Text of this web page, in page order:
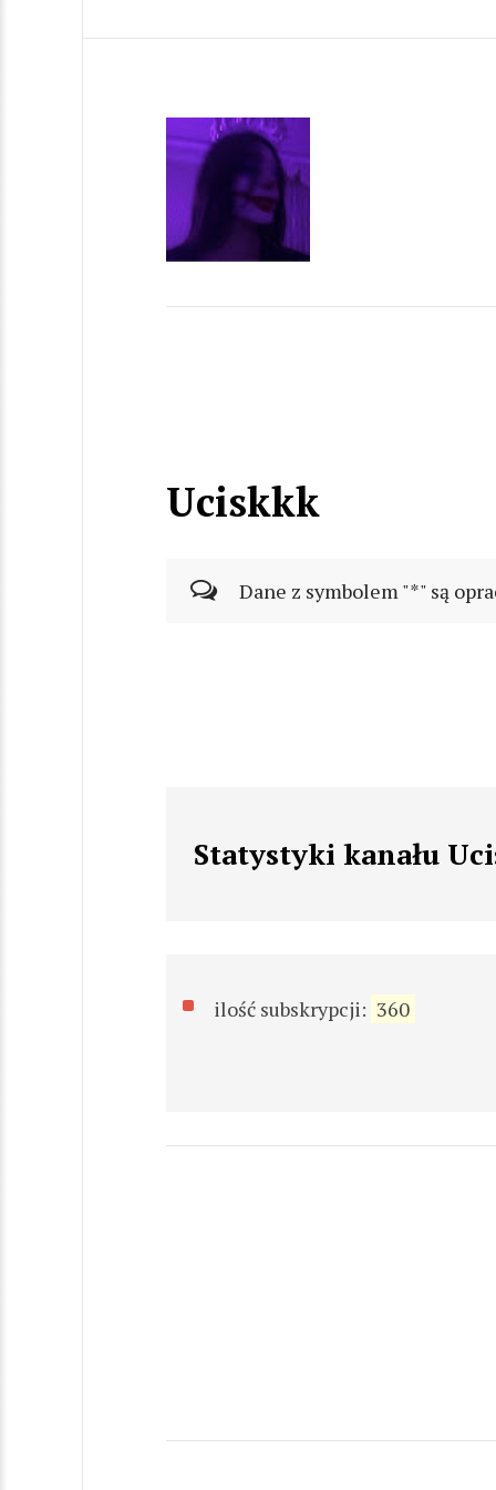
Uciskkk
Dane z symbolem "*" są
Statystyki kanału
ilość subskrypcji: 360